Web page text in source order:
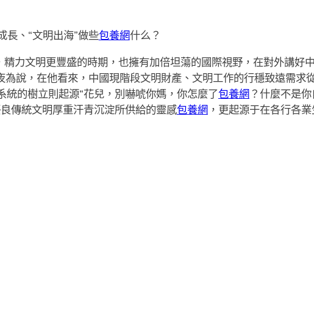
長、“文明出海”做些包養網什么？
精力文明更豐盛的時期，也擁有加倍坦蕩的國際視野，在對外講好
為說，在他看來，中國現階段文明財產、文明工作的行穩致遠需求
的樹立則起源“花兒，別嚇唬你媽，你怎麼了包養網？什麼不是
傳統文明厚重汗青沉淀所供給的靈感包養網，更起源于在各行各